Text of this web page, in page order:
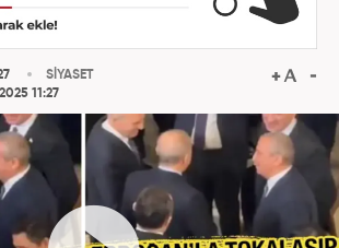
11:27
SİYASET